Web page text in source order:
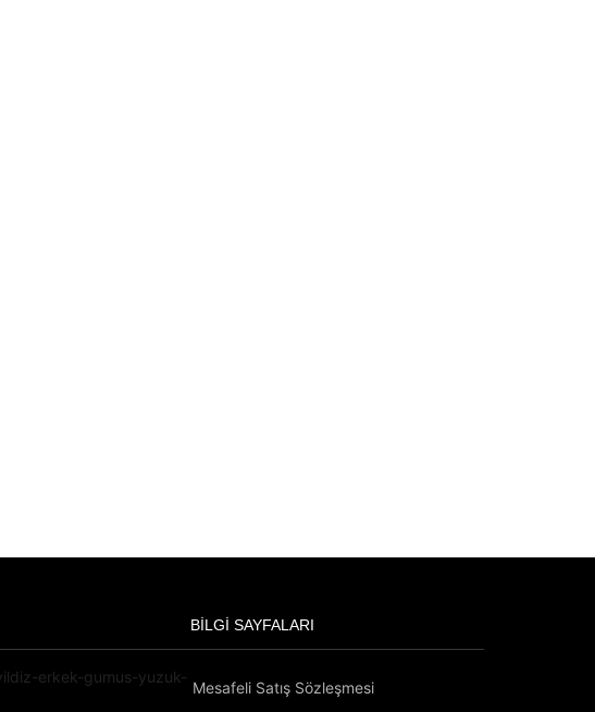
BILGI SAYFALARI
Mesafeli Satış Sözleşmesi